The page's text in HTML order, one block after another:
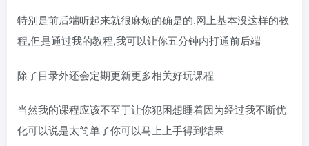
特别是前后端听起来就很麻烦的确是的,网上基本没这样的教
程,但是通过我的教程,我可以让你五分钟内打通前后端
除了目录外还会定期更新更多相关好玩课程
当然我的课程应该不至于让你犯困想睡着因为经过我不断优
化可以说是太简单了你可以马上上手得到结果